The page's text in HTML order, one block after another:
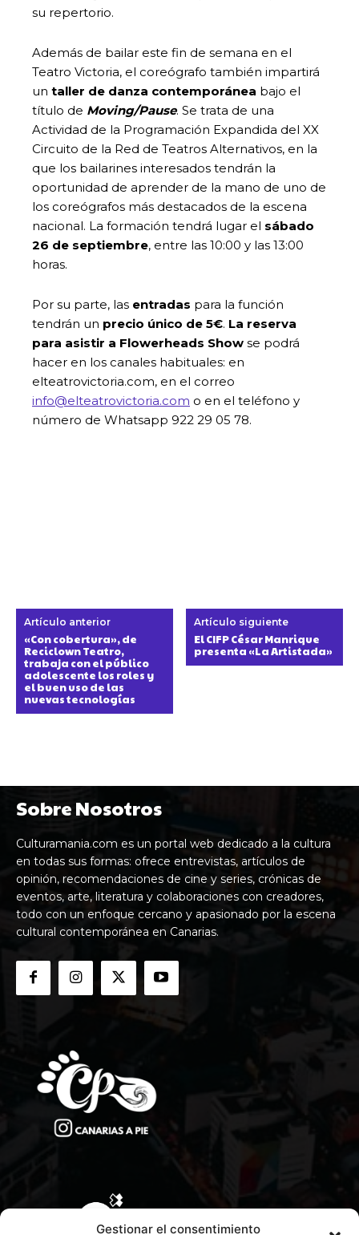
Gestionar el consentimiento
su repertorio.
Además de bailar este fin de semana en el
Teatro Victoria, el coreógrafo también impartirá
un taller de danza contemporánea bajo el
título de Moving/Pause. Se trata de una
Actividad de la Programación Expandida del XX
Circuito de la Red de Teatros Alternativos, en la
que los bailarines interesados tendrán la
oportunidad de aprender de la mano de uno de
los coreógrafos más destacados de la escena
nacional. La formación tendrá lugar el sábado
26 de septiembre, entre las 10:00 y las 13:00
horas.
Por su parte, las entradas para la función
tendrán un precio único de 5€. La reserva
para asistir a Flowerheads Show se podrá
hacer en los canales habituales: en
elteatrovictoria.com, en el correo
info@elteatrovictoria.com o en el teléfono y
número de Whatsapp 922 29 05 78.
Artículo anterior
«Con cobertura», de
Reciclown Teatro,
trabaja con el público
adolescente los roles y
el buen uso de las
nuevas tecnologías
Artículo siguiente
El CIFP César Manrique
presenta «La Artistada»
Sobre Nosotros
Culturamania.com es un portal web dedicado a la cultura
en todas sus formas: ofrece entrevistas, artículos de
opinión, recomendaciones de cine y series, crónicas de
eventos, arte, literatura y colaboraciones con creadores,
todo con un enfoque cercano y apasionado por la escena
cultural contemporánea en Canarias.